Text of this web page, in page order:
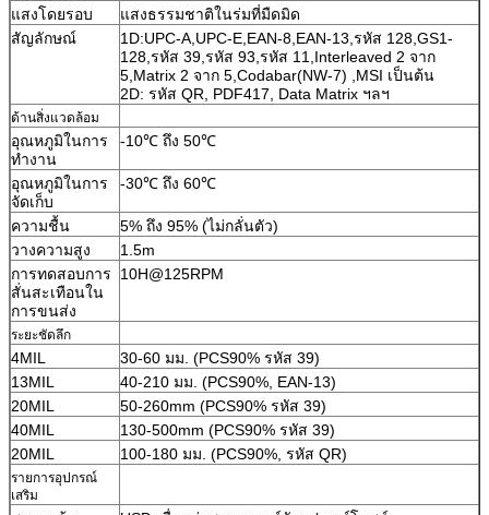
แสงโดยรอบ
แสงธรรมชาติในร่มที่มืดมิด
สัญลักษณ์
1D:UPC-A,UPC-E,EAN-8,EAN-13,รหัส 128,GS1-
128,รหัส 39,รหัส 93,รหัส 11,Interleaved 2 จาก
5,Matrix 2 จาก 5,Codabar(NW-7) ,MSI เป็นต้น
2D: รหัส QR, PDF417, Data Matrix ฯลฯ
ด้านสิ่งแวดล้อม
อุณหภูมิในการ
ทำงาน
-10℃ ถึง 50℃
อุณหภูมิในการ
จัดเก็บ
-30℃ ถึง 60℃
ความชื้น
5% ถึง 95% (ไม่กลั่นตัว)
วางความสูง
1.5m
การทดสอบการ
สั่นสะเทือนใน
การขนส่ง
10H@125RPM
ระยะชัดลึก
4MIL
30-60 มม. (PCS90% รหัส 39)
13MIL
40-210 มม. (PCS90%, EAN-13)
20MIL
50-260mm (PCS90% รหัส 39)
40MIL
130-500mm (PCS90% รหัส 39)
20MIL
100-180 มม. (PCS90%, รหัส QR)
รายการอุปกรณ์
เสริม